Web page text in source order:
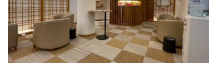
Galleria d'arte
Hall
Imbarcazione
Magazzino